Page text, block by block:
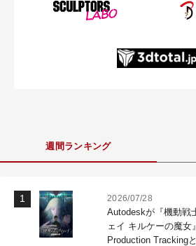
週間ランキング
2026/07/28
Autodeskが『機動戦
ェイ キルケーの魔
Production Tracking